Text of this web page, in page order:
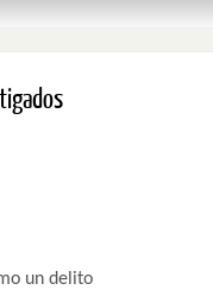
un delito